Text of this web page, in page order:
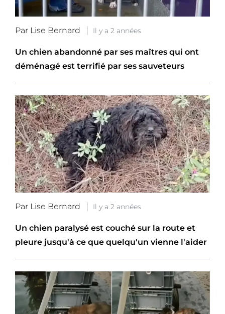
Par Lise Bernard Il y a 2 années
Un chien abandonné par ses maîtres qui ont
déménagé est terrifié par ses sauveteurs
Par Lise Bernard Il y a 2 années
Un chien paralysé est couché sur la route et
pleure jusqu'à ce que quelqu'un vienne l'aider